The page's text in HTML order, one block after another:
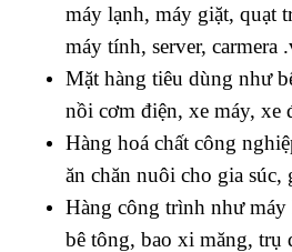
máy lạnh, máy giặt, quạt
máy tính, server,
Mặt hàng tiêu dùng như
nồi cơm điện, xe máy,
Hàng hoá chất công
ăn chăn nuôi cho gia súc,
Hàng công trình như
bê tông, bao xi măng, trụ